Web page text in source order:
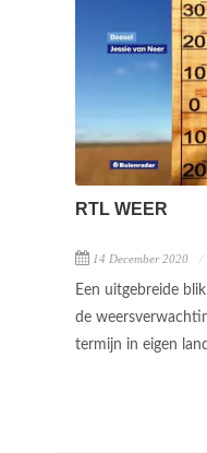
RTL WEER
14 December 2020
Een uitgebreide
de
termijn in eigen